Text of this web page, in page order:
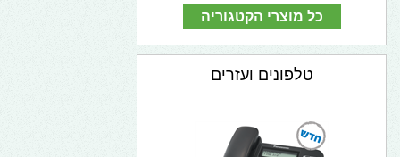
כל מוצרי הקטגוריה
טלפונים ועזרים